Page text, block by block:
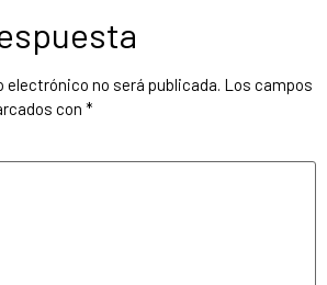
electrónico no será publicada. Los campos
con *